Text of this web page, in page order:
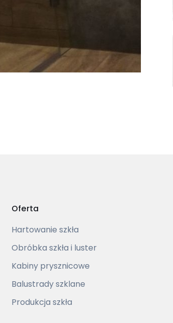
Oferta
Hartowanie szkła
Obróbka szkła i luster
Kabiny prysznicowe
Balustrady szklane
Produkcja szkła